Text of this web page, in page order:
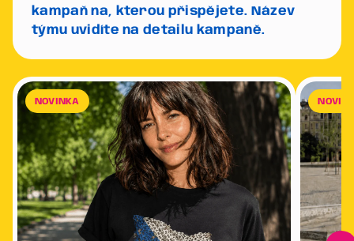
kampaň na, kterou přispějete. Název
týmu uvidíte na detailu kampaně.
NOVINKA